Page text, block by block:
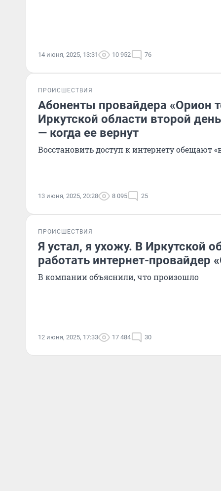
14 июня, 2025, 13:31 10 952 76
ПРОИСШЕСТВИЯ
Абоненты провайдера «Орион
Иркутской области второй
— когда ее вернут
Восстановить доступ к интернету обещают
13 июня, 2025, 20:28 8 095 25
ПРОИСШЕСТВИЯ
Я устал, я ухожу. В Иркутской
работать интернет-провайдер
В компании объяснили, что произошло
12 июня, 2025, 17:33 17 484 30